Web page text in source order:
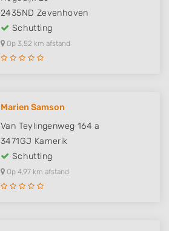
2435ND Zevenhoven
Schutting
Op 3,52 km afstand
Marien Samson
Van Teylingenweg 164 a
3471GJ Kamerik
Schutting
Op 4,97 km afstand